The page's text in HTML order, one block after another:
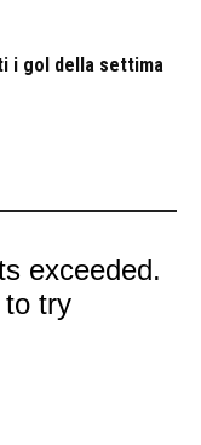
i gol della settima